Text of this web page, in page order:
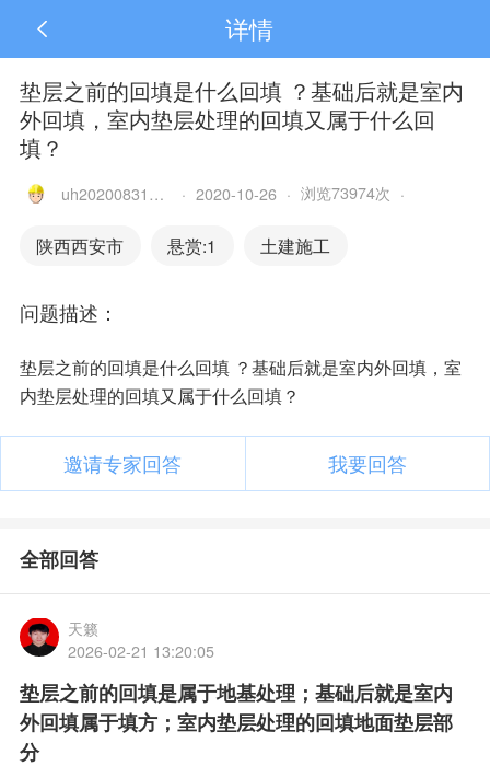
详情
垫层之前的回填是什么回填 ？基础后就是室内
外回填，室内垫层处理的回填又属于什么回
填？
uh20200831163033151 · 2020-10-26 · 浏览73974次 ·
陕西西安市 悬赏:1 土建施工
问题描述：
垫层之前的回填是什么回填 ？基础后就是室内外回填，室
内垫层处理的回填又属于什么回填？
邀请专家回答 我要回答
全部回答
天籁
2026-02-21 13:20:05
垫层之前的回填是属于地基处理；基础后就是室内
外回填属于填方；室内垫层处理的回填地面垫层部
分